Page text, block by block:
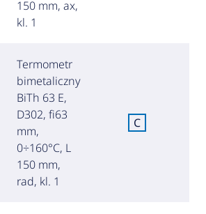
150 mm, ax,
kl. 1
Termometr
bimetaliczny
BiTh 63 E,
D302, fi63
mm,
0÷160°C, L
150 mm,
rad, kl. 1
C